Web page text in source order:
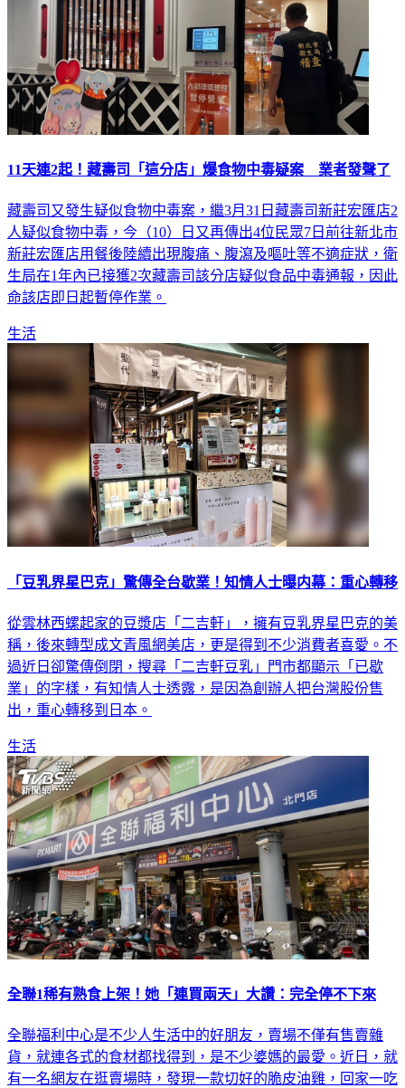
11天連2起！藏壽司「這分店」爆食物中毒疑案 業者發聲了
藏壽司又發生疑似食物中毒案，繼3月31日藏壽司新莊宏匯店2
人疑似食物中毒，今（10）日又再傳出4位民眾7日前往新北市
新莊宏匯店用餐後陸續出現腹痛、腹瀉及嘔吐等不適症狀，衛
生局在1年內已接獲2次藏壽司該分店疑似食品中毒通報，因此
命該店即日起暫停作業。
生活
「豆乳界星巴克」驚傳全台歇業！知情人士曝内幕：重心轉移
從雲林西螺起家的豆漿店「二吉軒」，擁有豆乳界星巴克的美
稱，後來轉型成文青風網美店，更是得到不少消費者喜愛。不
過近日卻驚傳倒閉，搜尋「二吉軒豆乳」門市都顯示「已歇
業」的字樣，有知情人士透露，是因為創辦人把台灣股份售
出，重心轉移到日本。
生活
全聯1稀有熟食上架！她「連買兩天」大讚：完全停不下來
全聯福利中心是不少人生活中的好朋友，賣場不僅有售賣雜
貨，就連各式的食材都找得到，是不少婆媽的最愛。近日，就
有一名網友在逛賣場時，發現一款切好的脆皮油雞，回家一吃